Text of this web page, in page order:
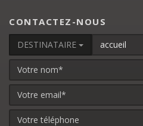
CONTACTEZ-NOUS
DESTINATAIRE